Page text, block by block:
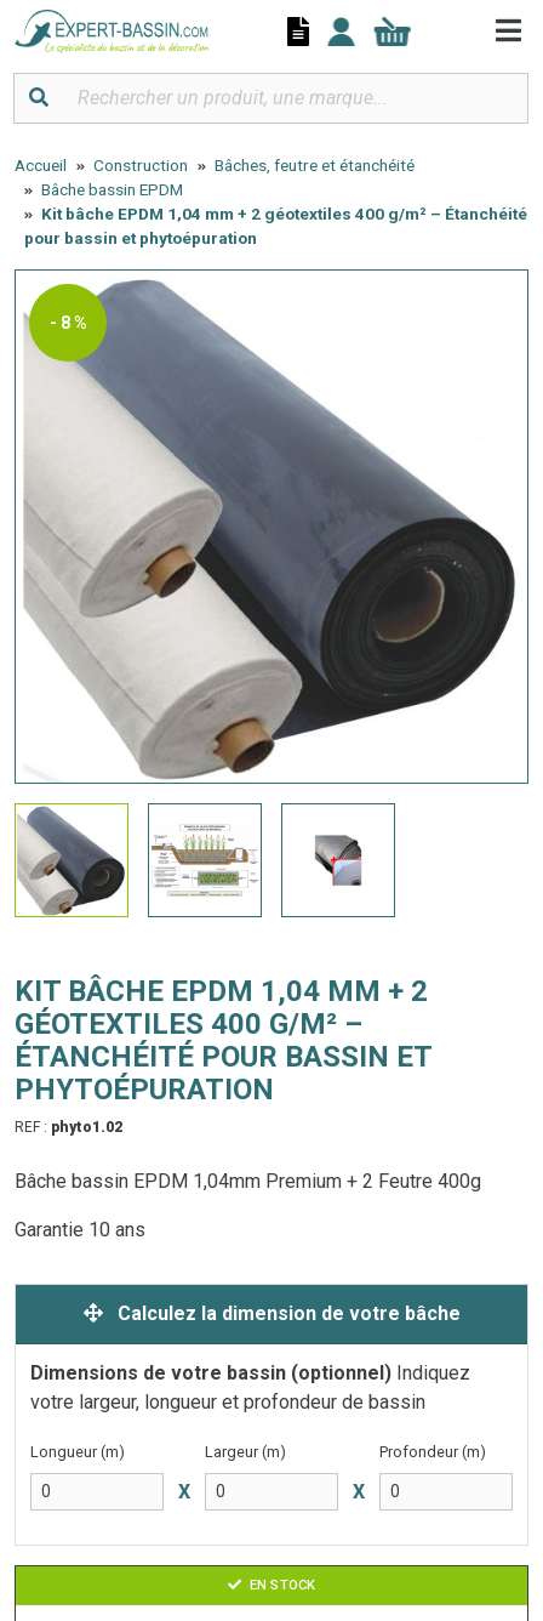
Accueil Construction
Bâches, feutre et étanchéité
Bâche bassin EPDM
Kit bâche EPDM 1,04 mm + 2 géotextiles 400 g/m² – Étanchéité
pour bassin et phytoépuration
- 8 %
KIT BÂCHE EPDM 1,04 MM + 2
GÉOTEXTILES 400 G/M² –
ÉTANCHÉITÉ POUR BASSIN ET
PHYTOÉPURATION
REF : phyto1.02
Bâche bassin EPDM 1,04mm Premium + 2 Feutre 400g
Garantie 10 ans
Calculez la dimension de votre bâche
Dimensions de votre bassin (optionnel) Indiquez
votre largeur, longueur et profondeur de bassin
Longueur (m)
X
Largeur (m)
X
Profondeur (m)
EN STOCK
Panneau de gestion des cookies